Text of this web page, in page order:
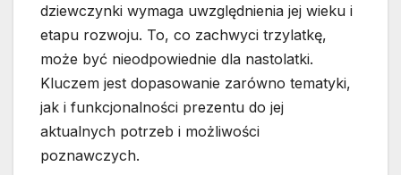
dziewczynki wymaga uwzględnienia jej wieku i
etapu rozwoju. To, co zachwyci trzylatkę,
może być nieodpowiednie dla nastolatki.
Kluczem jest dopasowanie zarówno tematyki,
jak i funkcjonalności prezentu do jej
aktualnych potrzeb i możliwości
poznawczych.